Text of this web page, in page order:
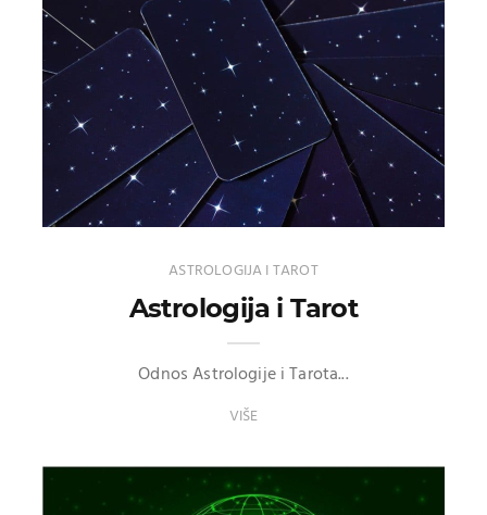
ASTROLOGIJA I TAROT
Astrologija i Tarot
Odnos Astrologije i Tarota...
VIŠE